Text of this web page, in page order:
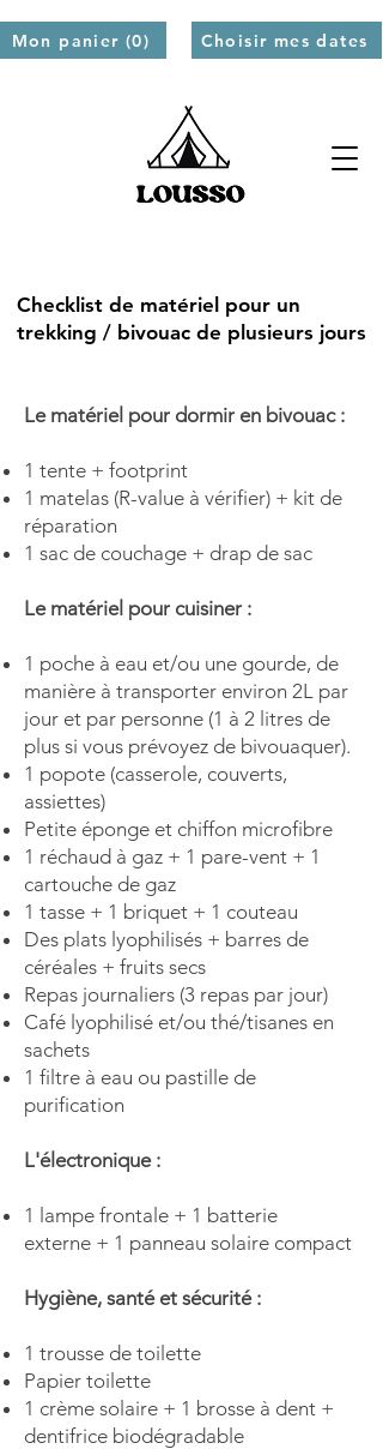
Choisir mes dates
Mon panier (0)
Checklist de matériel pour un
trekking / bivouac de plusieurs jours
Le matériel pour dormir en bivouac :
1 tente + footprint
1 matelas (R-value à vérifier) + kit de
réparation
1 sac de couchage + drap de sac
Le matériel pour cuisiner :
1 poche à eau et/ou une gourde, de
manière à transporter environ 2L par
jour et par personne (1 à 2 litres de
plus si vous prévoyez de bivouaquer).
1 popote (casserole, couverts,
assiettes)
Petite éponge et chiffon microfibre
1 réchaud à gaz + 1 pare-vent + 1
cartouche de gaz
1 tasse + 1 briquet + 1 couteau
Des plats lyophilisés + barres de
céréales + fruits secs
Repas journaliers (3 repas par jour)
Café lyophilisé et/ou thé/tisanes en
sachets
1 filtre à eau ou pastille de
purification
L'électronique :
1 lampe frontale + 1 batterie
externe + 1 panneau solaire compact
Hygiène, santé et sécurité :
1 trousse de toilette
Papier toilette
1 crème solaire + 1 brosse à dent +
dentifrice biodégradable